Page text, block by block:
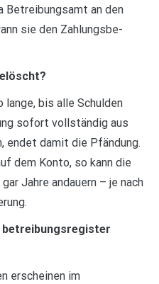
Betreibungsamt an den
sie den Zahlungsbe-
bis alle Schulden
sofort vollständig aus
endet damit die Pfändung.
dem Konto, so kann die
Jahre andauern – je nach
betreibungsregister
erscheinen im